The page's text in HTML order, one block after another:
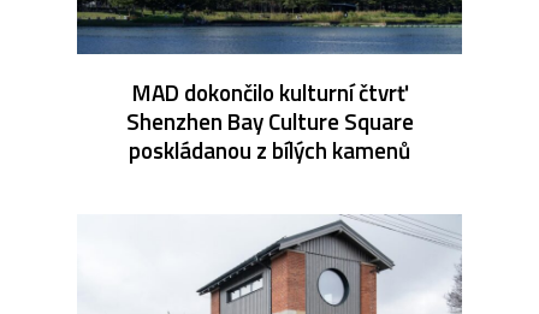
MAD dokončilo kulturní čtvrť
Shenzhen Bay Culture Square
poskládanou z bílých kamenů